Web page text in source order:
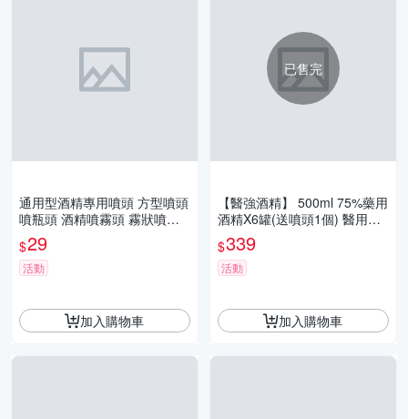
通用型酒精專用噴頭 方型噴頭
噴瓶頭 酒精噴霧頭 霧狀噴槍
頭 清潔噴頭
$29
活動
加入購物車
已售完
【醫強酒精】 500ml 75%藥用
酒精X6罐(送噴頭1個) 醫用酒
精 純乙醇酒精 酒精液 防疫酒
精
$339
活動
加入購物車